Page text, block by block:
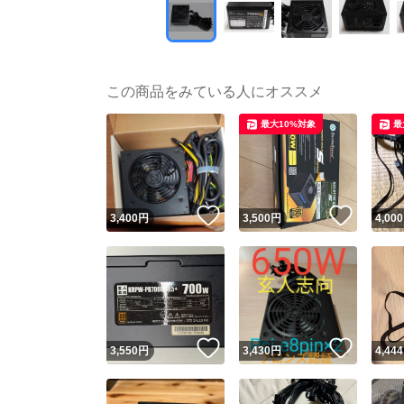
この商品をみている人にオススメ
3,400円 いいね！
3,500円 いいね
最大10%対象
4,000
最
3,550円 いいね！
3,430円 いいね
4,444